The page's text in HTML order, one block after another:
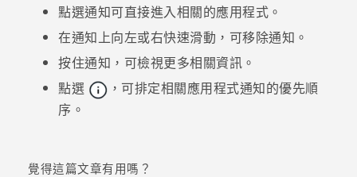
校園專案
企業採購
銷售通路
支援服務
VIVELAND
點選通知可直接進入相關的應用程式。
在通知上向左或右快速滑動，可移除通知。
按住通知，可檢視更多相關資訊。
點選
，可排定相關應用程式通知的優先順
序。
覺得這篇文章有用嗎？